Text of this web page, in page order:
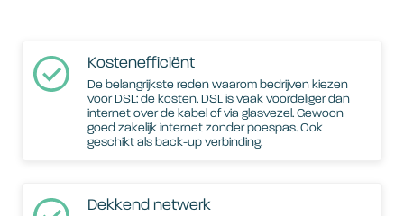
Kostenefficiënt
De belangrijkste reden waarom bedrijven kiezen
voor DSL: de kosten. DSL is vaak voordeliger dan
internet over de kabel of via glasvezel. Gewoon
goed zakelijk internet zonder poespas. Ook
geschikt als back-up verbinding.
Dekkend netwerk